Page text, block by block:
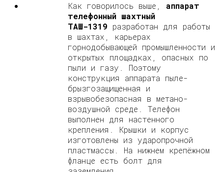
Как говорилось выше, аппарат
телефонный шахтный
ТАШ-1319 разработан для работы
в шахтах, карьерах
горнодобывающей промышленности и
открытых площадках, опасных по
пыли и газу. Поэтому
конструкция аппарата пыле-
брызгозащищенная и
взрывобезопасная в метано-
воздушной среде. Телефон
выполнен для настенного
крепления. Крышки и корпус
изготовлены из ударопрочной
пластмассы. На нижнем крепёжном
фланце есть болт для